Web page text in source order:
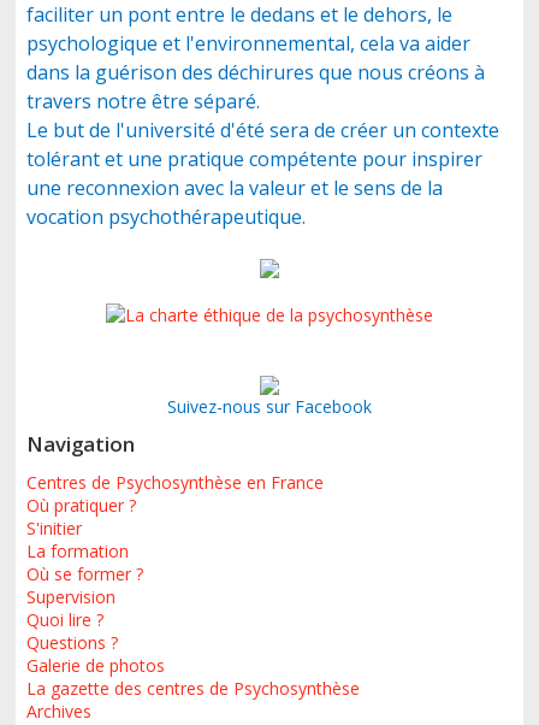
faciliter un pont entre le dedans et le dehors, le
psychologique et l'environnemental, cela va aider
dans la guérison des déchirures que nous créons à
travers notre être séparé.
Le but de l'université d'été sera de créer un contexte
tolérant et une pratique compétente pour inspirer
une reconnexion avec la valeur et le sens de la
vocation psychothérapeutique.
Suivez-nous sur Facebook
Navigation
Centres de Psychosynthèse en France
Où pratiquer ?
S'initier
La formation
Où se former ?
Supervision
Quoi lire ?
Questions ?
Galerie de photos
La gazette des centres de Psychosynthèse
Archives